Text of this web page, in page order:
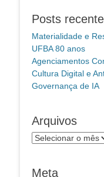
Posts
Materialidade e
UFBA 80 anos
Agenciamentos
Cultura Digital e
Governança de IA
Arquivos
Arquivos
Meta